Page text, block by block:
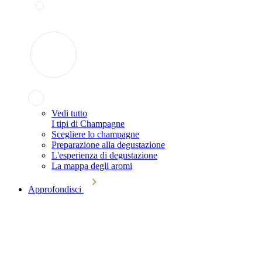
Vedi tutto
I tipi di Champagne
Scegliere lo champagne
Preparazione alla degustazione
L'esperienza di degustazione
La mappa degli aromi
Approfondisci